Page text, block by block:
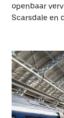
openbaar
Scarsdale en